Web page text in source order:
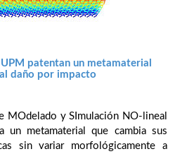
patentan un metamaterial
daño por impacto
MOdelado y SImulación NO-lineal
un metamaterial que cambia sus
sin variar morfológicamente a